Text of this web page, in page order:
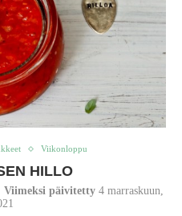
Viikonloppu
HILLO
Viimeksi päivitetty 4 marraskuun,